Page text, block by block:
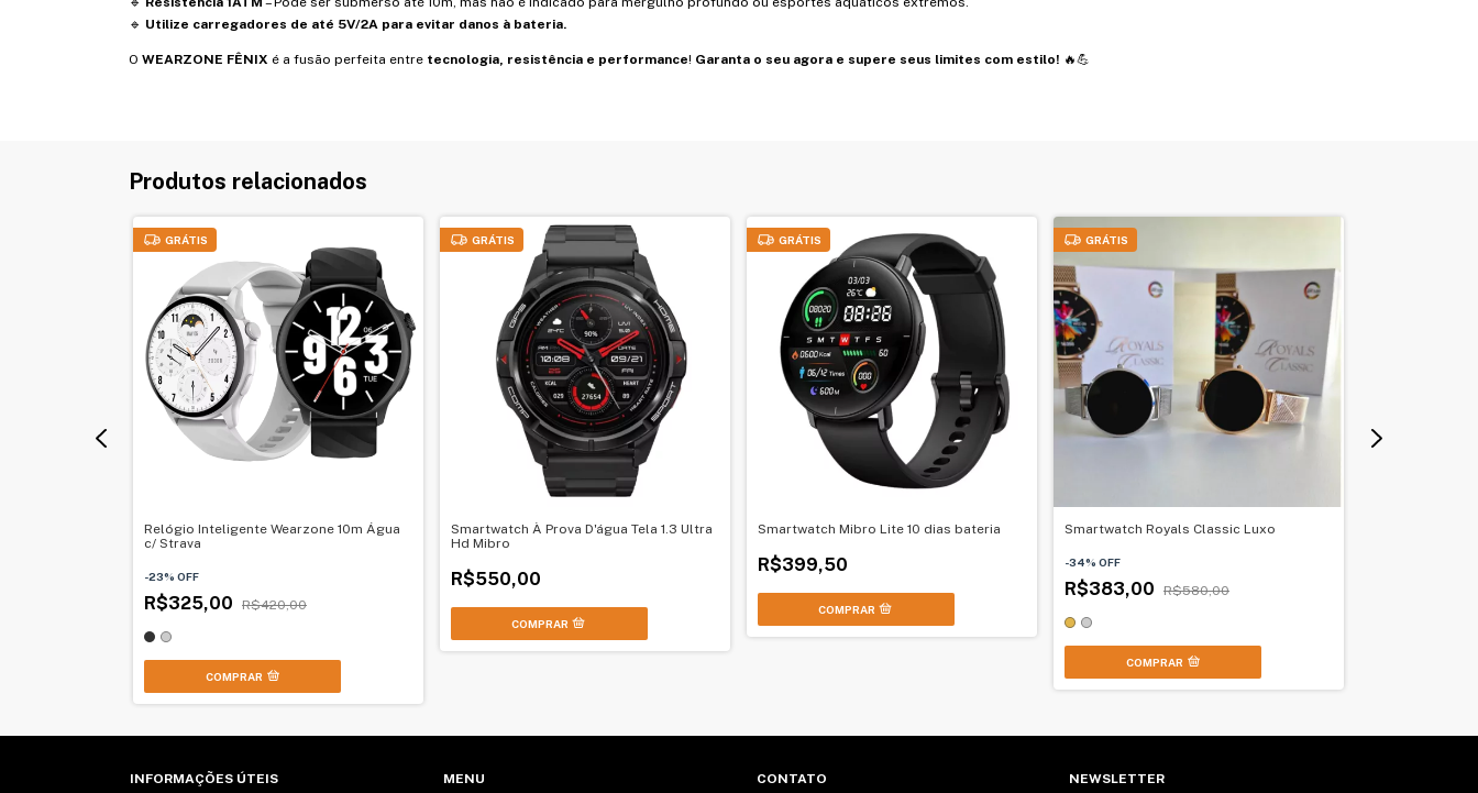
🔹 Utilize carregadores de até 5V/2A para evitar danos à bateria.
O WEARZONE FÊNIX é a fusão perfeita entre tecnologia, resistência e performance! Garanta o seu agora e supere seus limites com estilo! 🔥💪
Produtos relacionados
GRÁTIS
Relógio Inteligente Wearzone 10m Água
c/ Strava
-23% OFF
R$325,00 R$420,00
COMPRAR
GRÁTIS
Smartwatch À Prova D'água Tela 1.3 Ultra
Hd Mibro
R$550,00
GRÁTIS
Smartwatch Mibro Lite 10 dias bateria
R$399,50
GRÁTIS
Smartwatch Royals Classic Luxo
-34% OFF
R$383,00 R$580,00
COMPRAR
INFORMAÇÕES ÚTEIS MENU CONTATO NEWSLETTER